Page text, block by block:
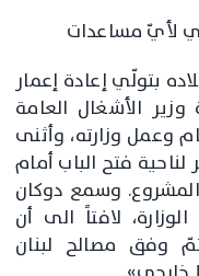
لأيّ مساعدات
بتولّي إعادة إعمار
الأشغال العامة
وعمل وزارته، وأثنى
فتح الباب أمام
وسمع دوكان
لافتاً الى أن
وفق مصالح لبنان